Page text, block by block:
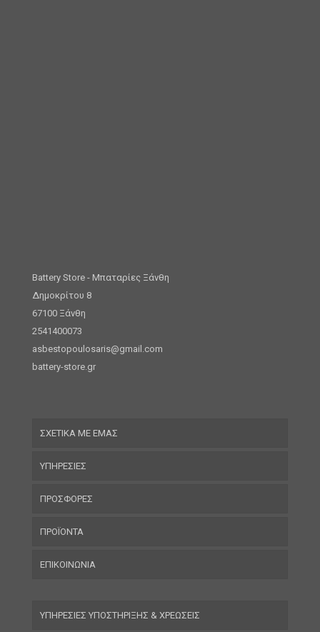
Battery Store - Μπαταρίες Ξάνθη
Δημοκρίτου 8
67100 Ξάνθη
2541400073
asbestopoulosaris@gmail.com
battery-store.gr
ΣΧΕΤΙΚΑ ΜΕ ΕΜΑΣ
ΥΠΗΡΕΣΙΕΣ
ΠΡΟΣΦΟΡΕΣ
ΠΡΟΪΟΝΤΑ
ΕΠΙΚΟΙΝΩΝΙΑ
ΥΠΗΡΕΣΙΕΣ ΥΠΟΣΤΗΡΙΞΗΣ & ΧΡΕΩΣΕΙΣ